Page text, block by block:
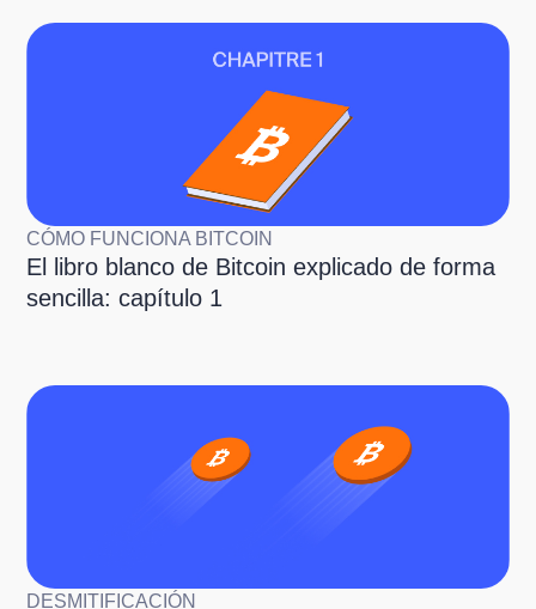
CÓMO FUNCIONA BITCOIN
El libro blanco de Bitcoin explicado de forma
sencilla: capítulo 1
DESMITIFICACIÓN